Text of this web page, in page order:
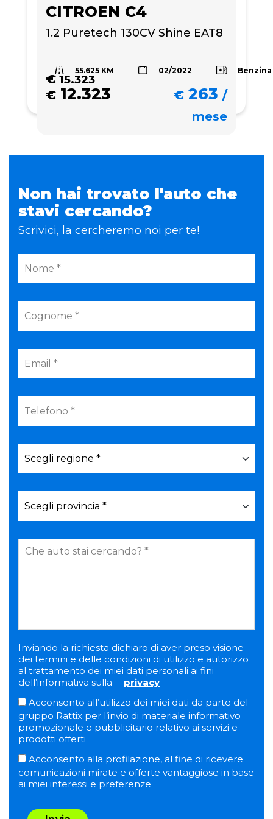
CITROEN C4
1.2 Puretech 130CV Shine EAT8
55.625 KM 02/2022 Benzina
€15.323
€ 12.323 € 263 /
mese
Non hai trovato l'auto che
stavi cercando?
Scrivici, la cercheremo noi per te!
Inviando la richiesta dichiaro di aver preso visione
dei termini e delle condizioni di utilizzo e autorizzo
al trattamento dei miei dati personali ai fini
dell’informativa sulla
privacy
Acconsento all’utilizzo dei miei dati da parte del
gruppo Rattix per l’invio di materiale informativo
promozionale e pubblicitario relativo ai servizi e
prodotti offerti
Acconsento alla profilazione, al fine di ricevere
comunicazioni mirate e offerte vantaggiose in base
ai miei interessi e preferenze